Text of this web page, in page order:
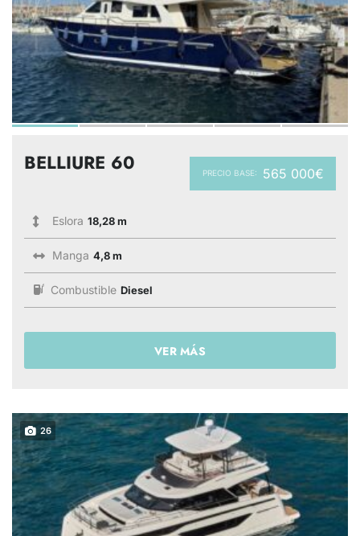
PRECIO BASE: 565 000€
BELLIURE 60
Eslora 18,28 m
Manga 4,8 m
Combustible Diesel
VER MÁS
26